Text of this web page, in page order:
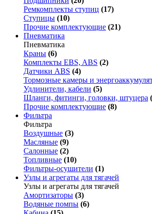
Ремкомплекты ступиц (17)
Ступицы (10)
Прочие комплектующие (21)
Пневматика
Пневматика
Краны (6)
Комплекты EBS, ABS (2)
Датчики ABS (4)
Тормозные камеры и
Удлинители, кабели (5)
Шланги, фитинги, головки, штуцера
Прочие комплектующие (8)
Фильтра
Фильтра
Воздушные (3)
Масляные (9)
Салонные (2)
Топливные (10)
Фильтры-осушители (1)
Узлы и агрегаты для тягачей
Узлы и агрегаты для тягачей
Амортизаторы (3)
Водяные помпы (6)